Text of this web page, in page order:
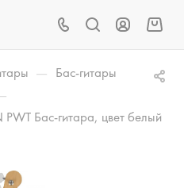
— Бас-гитары
PWT Бас-гитара, цвет белый